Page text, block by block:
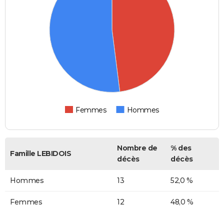
Femmes Hommes
Famille LEBIDOIS
Nombre de
décès
% des
décès
Hommes 13 52,0 %
Femmes 12 48,0 %